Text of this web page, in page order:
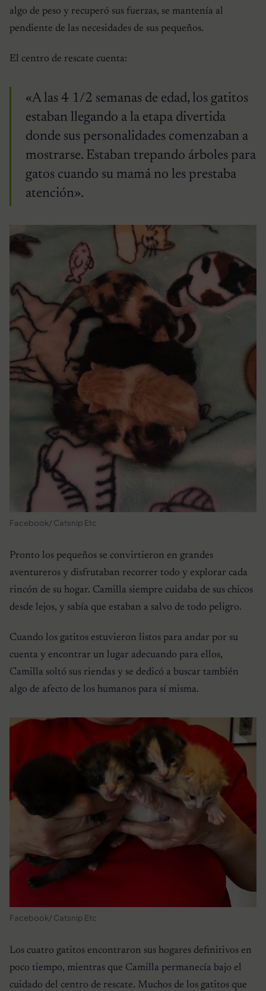
algo de peso y recuperó sus fuerzas, se mantenía al
pendiente de las necesidades de sus pequeños.
El centro de rescate cuenta:
«A las 4 1/2 semanas de edad, los gatitos
estaban llegando a la etapa divertida
donde sus personalidades comenzaban a
mostrarse. Estaban trepando árboles para
gatos cuando su mamá no les prestaba
atención».
Facebook/ Catsnip Etc
Pronto los pequeños se convirtieron en grandes
aventureros y disfrutaban recorrer todo y explorar cada
rincón de su hogar. Camilla siempre cuidaba de sus chicos
desde lejos, y sabía que estaban a salvo de todo peligro.
Cuando los gatitos estuvieron listos para andar por su
cuenta y encontrar un lugar adecuando para ellos,
Camilla soltó sus riendas y se dedicó a buscar también
algo de afecto de los humanos para sí misma.
Facebook/ Catsnip Etc
Los cuatro gatitos encontraron sus hogares definitivos en
poco tiempo, mientras que Camilla permanecía bajo el
cuidado del centro de rescate. Muchos de los gatitos que